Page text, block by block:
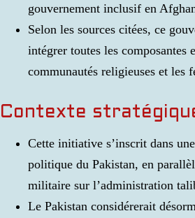
gouvernement inclusif en
Selon les sources citées, ce
intégrer toutes les composantes
communautés religieuses et les
Contexte
Cette initiative s’inscrit dans
politique du Pakistan, en
militaire sur l’administration
Le Pakistan considérerait